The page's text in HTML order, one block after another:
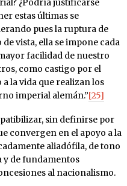
¿Podría justificarse
estas últimas se
pues la ruptura de
vista, ella se impone cada
facilidad de nuestro
como castigo por el
la vida que realizan los
imperial alemán.”[25]
sin definirse por
convergen en el apoyo a la
aliadófila, de tono
y de fundamentos
al nacionalismo.